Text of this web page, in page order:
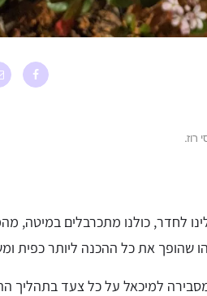
רוז.
לחדר, כולנו מתכרבלים במיטה,
שהופך את כל ההכנה ליותר כפית
למיכאל על כל צעד בתהליך